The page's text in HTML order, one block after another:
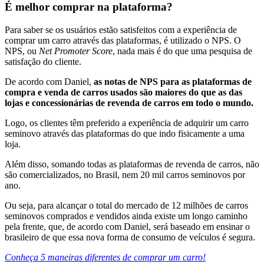
É melhor comprar na plataforma?
Para saber se os usuários estão satisfeitos com a experiência de
comprar um carro através das plataformas, é utilizado o NPS. O
NPS, ou Net Promoter Score, nada mais é do que uma pesquisa de
satisfação do cliente.
De acordo com Daniel, as notas de NPS para as plataformas de
compra e venda de carros usados são maiores do que as das
lojas e concessionárias de revenda de carros em todo o mundo.
Logo, os clientes têm preferido a experiência de adquirir um carro
seminovo através das plataformas do que indo fisicamente a uma
loja.
Além disso, somando todas as plataformas de revenda de carros, não
são comercializados, no Brasil, nem 20 mil carros seminovos por
ano.
Ou seja, para alcançar o total do mercado de 12 milhões de carros
seminovos comprados e vendidos ainda existe um longo caminho
pela frente, que, de acordo com Daniel, será baseado em ensinar o
brasileiro de que essa nova forma de consumo de veículos é segura.
Conheça 5 maneiras diferentes de comprar um carro!